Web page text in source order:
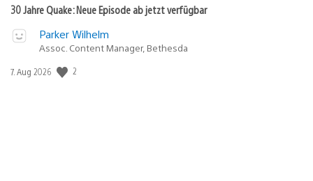
30 Jahre Quake: Neue Episode ab jetzt verfügbar
Parker Wilhelm
Assoc. Content Manager, Bethesda
Veröffentlichungsdatum:
7. Aug 2026 2